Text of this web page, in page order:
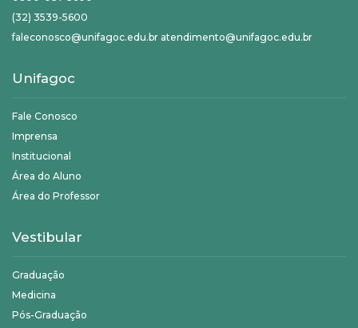
(32) 3539-5600
faleconosco@unifagoc.edu.br atendimento@unifagoc.edu.br
Unifagoc
Fale Conosco
Imprensa
Institucional
Área do Aluno
Área do Professor
Vestibular
Graduação
Medicina
Pós-Graduação